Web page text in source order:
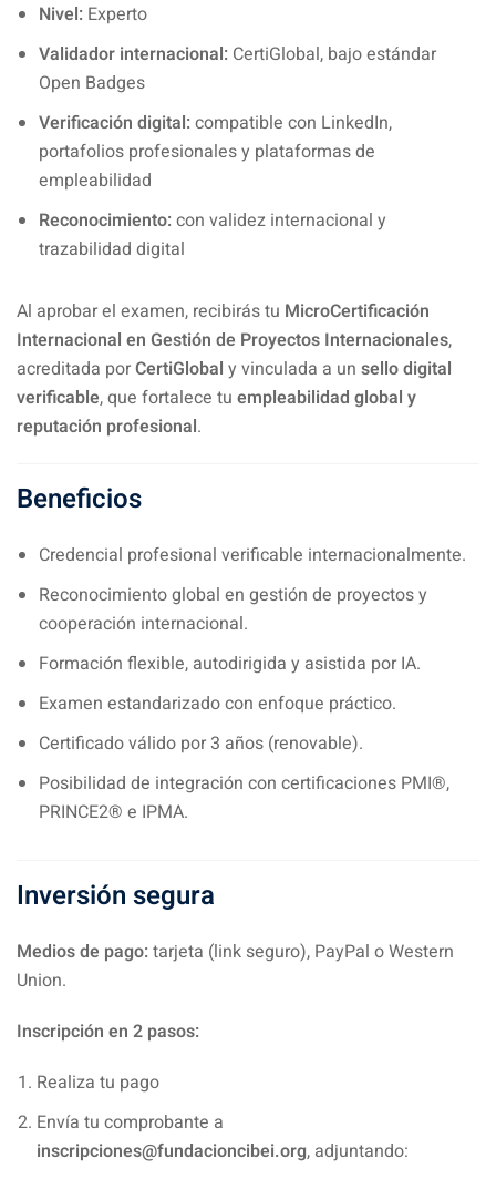
Nivel: Experto
Validador internacional: CertiGlobal, bajo estándar
Open Badges
Verificación digital: compatible con LinkedIn,
portafolios profesionales y plataformas de
empleabilidad
Reconocimiento: con validez internacional y
trazabilidad digital
Al aprobar el examen, recibirás tu MicroCertificación
Internacional en Gestión de Proyectos Internacionales,
acreditada porCertiGlobal y vinculada a un sello digital
verificable, que fortalece tu empleabilidad global y
reputación profesional.
Beneficios
Credencial profesional verificable internacionalmente.
Reconocimiento global en gestión de proyectos y
cooperación internacional.
Formación flexible, autodirigida y asistida por IA.
Examen estandarizado con enfoque práctico.
Certificado válido por 3 años (renovable).
Posibilidad de integración con certificaciones PMI®,
PRINCE2® e IPMA.
Inversión segura
Medios de pago: tarjeta (link seguro), PayPal o Western
Union.
Inscripción en 2 pasos:
Realiza tu pago
Envía tu comprobante a
inscripciones@fundacioncibei.org, adjuntando: